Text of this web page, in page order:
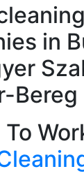
in
Bereg
To